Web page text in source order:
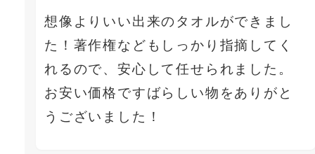
想像よりいい出来のタオルができまし
た！著作権などもしっかり指摘してく
れるので、安心して任せられました。
お安い価格ですばらしい物をありがと
うございました！